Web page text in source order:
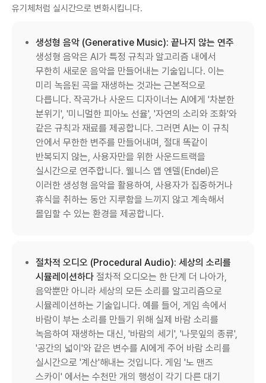
유기체처럼 실시간으로 변화시킵니다.
생성형 음악 (Generative Music): 끝나지 않는 연주
생성형 음악은 AI가 특정 규칙과 알고리즘 내에서
무한히 새로운 음악을 만들어내는 기술입니다. 이는
미리 녹음된 곡을 재생하는 것과는 근본적으로
다릅니다. 작곡가나 사운드 디자이너는 AI에게 '차분한
분위기', '미니멀한 피아노 선율', '자연의 소리와 조화'와
같은 규칙과 재료를 제공합니다. 그러면 AI는 이 규칙
안에서 무한한 변주를 만들어내며, 절대 똑같이
반복되지 않는, 사용자만을 위한 사운드트랙을
실시간으로 연주합니다. 웰니스 앱 엔델(Endel)은
이러한 생성형 음악을 활용하여, 사용자가 집중하거나
휴식을 취하는 동안 지루함을 느끼지 않고 계속해서
몰입할 수 있는 환경을 제공합니다.
절차적 오디오 (Procedural Audio): 세상의 소리를
시뮬레이션하다 절차적 오디오는 한 단계 더 나아가,
음악뿐만 아니라 세상의 모든 소리를 알고리즘으로
시뮬레이션하는 기술입니다. 예를 들어, 게임 속에서
바람이 부는 소리를 만들기 위해 실제 바람 소리를
녹음하여 재생하는 대신, '바람의 세기', '나뭇잎의 종류',
'공간의 넓이'와 같은 변수를 AI에게 주어 바람 소리를
실시간으로 '계산'해내는 것입니다. 게임 '노 맨즈
스카이' 에서는 수천만 개의 행성이 각기 다른 대기